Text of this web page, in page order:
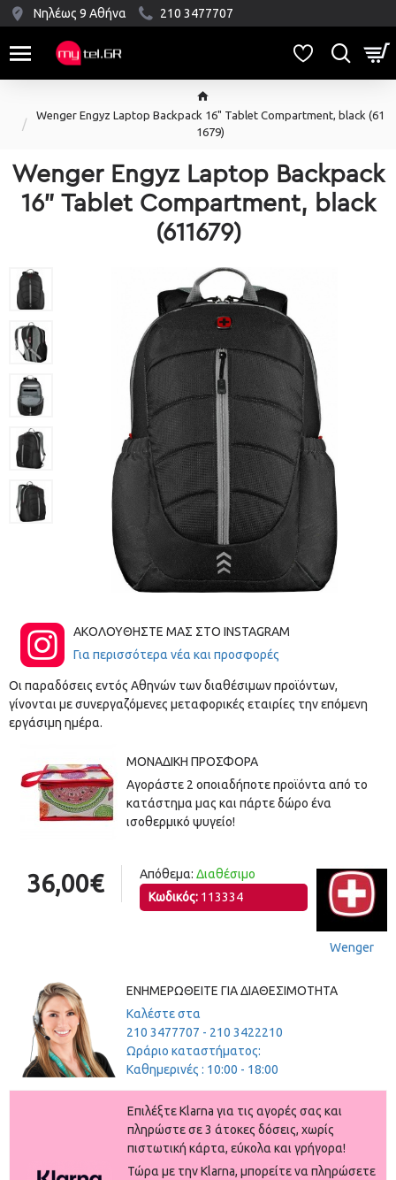
Νηλέως 9 Αθήνα 210 3477707
Wenger Engyz Laptop Backpack 16" Tablet Compartment, black (61
1679)
Wenger Engyz Laptop Backpack
16" Tablet Compartment, black
(611679)
ΑΚΟΛΟΥΘΗΣΤΕ ΜΑΣ ΣΤΟ INSTAGRAM
Για περισσότερα νέα και προσφορές
Οι παραδόσεις εντός Αθηνών των διαθέσιμων προϊόντων,
γίνονται με συνεργαζόμενες μεταφορικές εταιρίες την επόμενη
εργάσιμη ημέρα.
ΜΟΝΑΔΙΚΉ ΠΡΟΣΦΟΡΆ
Αγοράστε 2 οποιαδήποτε προϊόντα από το
κατάστημα μας και πάρτε δώρο ένα
ισοθερμικό ψυγείο!
36,00€ Απόθεμα: Διαθέσιμο
Κωδικός: 113334
Wenger
ΕΝΗΜΕΡΩΘΕΊΤΕ ΓΙΑ ΔΙΑΘΕΣΙΜΌΤΗΤΑ
Καλέστε στα
210 3477707 - 210 3422210
Ωράριο καταστήματος:
Καθημερινές : 10:00 - 18:00
Eπιλέξτε Klarna για τις αγορές σας και
πληρώστε σε 3 άτοκες δόσεις, χωρίς
πιστωτική κάρτα, εύκολα και γρήγορα!
Τώρα με την Klarna, μπορείτε να πληρώσετε